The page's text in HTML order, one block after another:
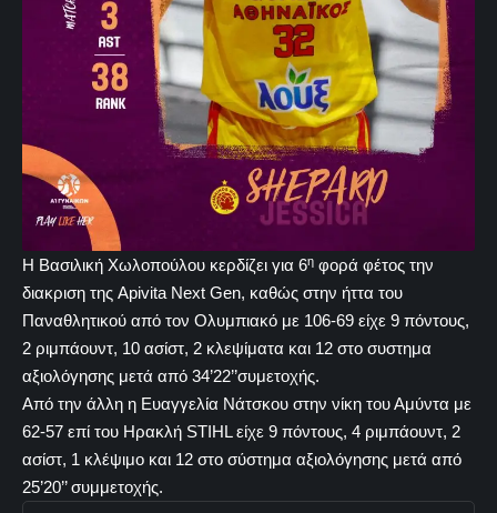
Η Βασιλική Χωλοπούλου κερδίζει για 6η φορά φέτος την
διακριση της Apivita Next Gen, καθώς στην ήττα του
Παναθλητικού από τον Ολυμπιακό με 106-69 είχε 9 πόντους,
2 ριμπάουντ, 10 ασίστ, 2 κλεψίματα και 12 στο συστημα
αξιολόγησης μετά από 34’22’’συμετοχής.
Από την άλλη η Ευαγγελία Νάτσκου στην νίκη του Αμύντα με
62-57 επί του Ηρακλή STIHL είχε 9 πόντους, 4 ριμπάουντ, 2
ασίστ, 1 κλέψιμο και 12 στο σύστημα αξιολόγησης μετά από
25’20’’ συμμετοχής.